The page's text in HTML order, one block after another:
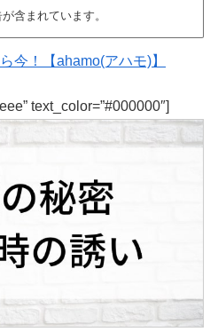
含まれています。
今！【ahamo(アハモ)】
text_color=”#000000″]